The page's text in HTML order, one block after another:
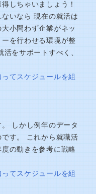
しちゃいましょう！
いなら 現在の就活は
小問わず企業がネッ
ーを行わせる環境が整
をサポートすべく、
てスケジュールを組
しかし例年のデータ
す。 これから就職活
の動きを参考に戦略
てスケジュールを組